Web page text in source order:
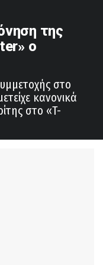
της
ο
στο
κανονικά
στο «T-